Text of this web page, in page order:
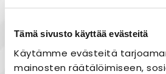
Tämä sivusto käyttää evästeitä
Käytämme evästeitä
mainosten räätälöimiseen,
Shelly Plus 1PM -relekytkin
valikoimaa erilaisia tuotteita
tahansa ja mistä tahansa.
relekytkin muuttaa